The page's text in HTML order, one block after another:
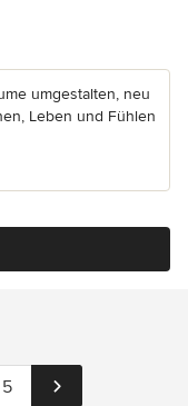
umgestalten, neu
Leben und Fühlen
5